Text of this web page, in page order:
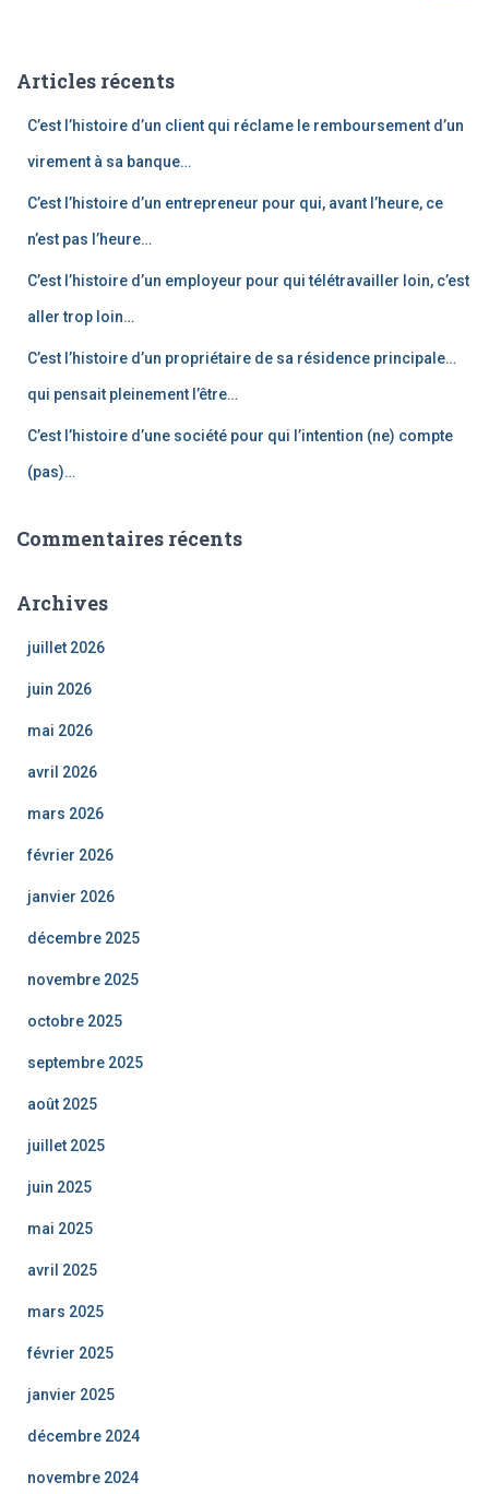
rArticles récents
C’est l’histoire d’un client qui réclame le remboursement d’un
virement à sa banque…
C’est l’histoire d’un entrepreneur pour qui, avant l’heure, ce
n’est pas l’heure…
C’est l’histoire d’un employeur pour qui télétravailler loin, c’est
aller trop loin…
C’est l’histoire d’un propriétaire de sa résidence principale…
qui pensait pleinement l’être…
C’est l’histoire d’une société pour qui l’intention (ne) compte
(pas)…
Commentaires récents
Archives
juillet 2026
juin 2026
mai 2026
avril 2026
mars 2026
février 2026
janvier 2026
décembre 2025
novembre 2025
octobre 2025
septembre 2025
août 2025
juillet 2025
juin 2025
mai 2025
avril 2025
mars 2025
février 2025
janvier 2025
décembre 2024
novembre 2024